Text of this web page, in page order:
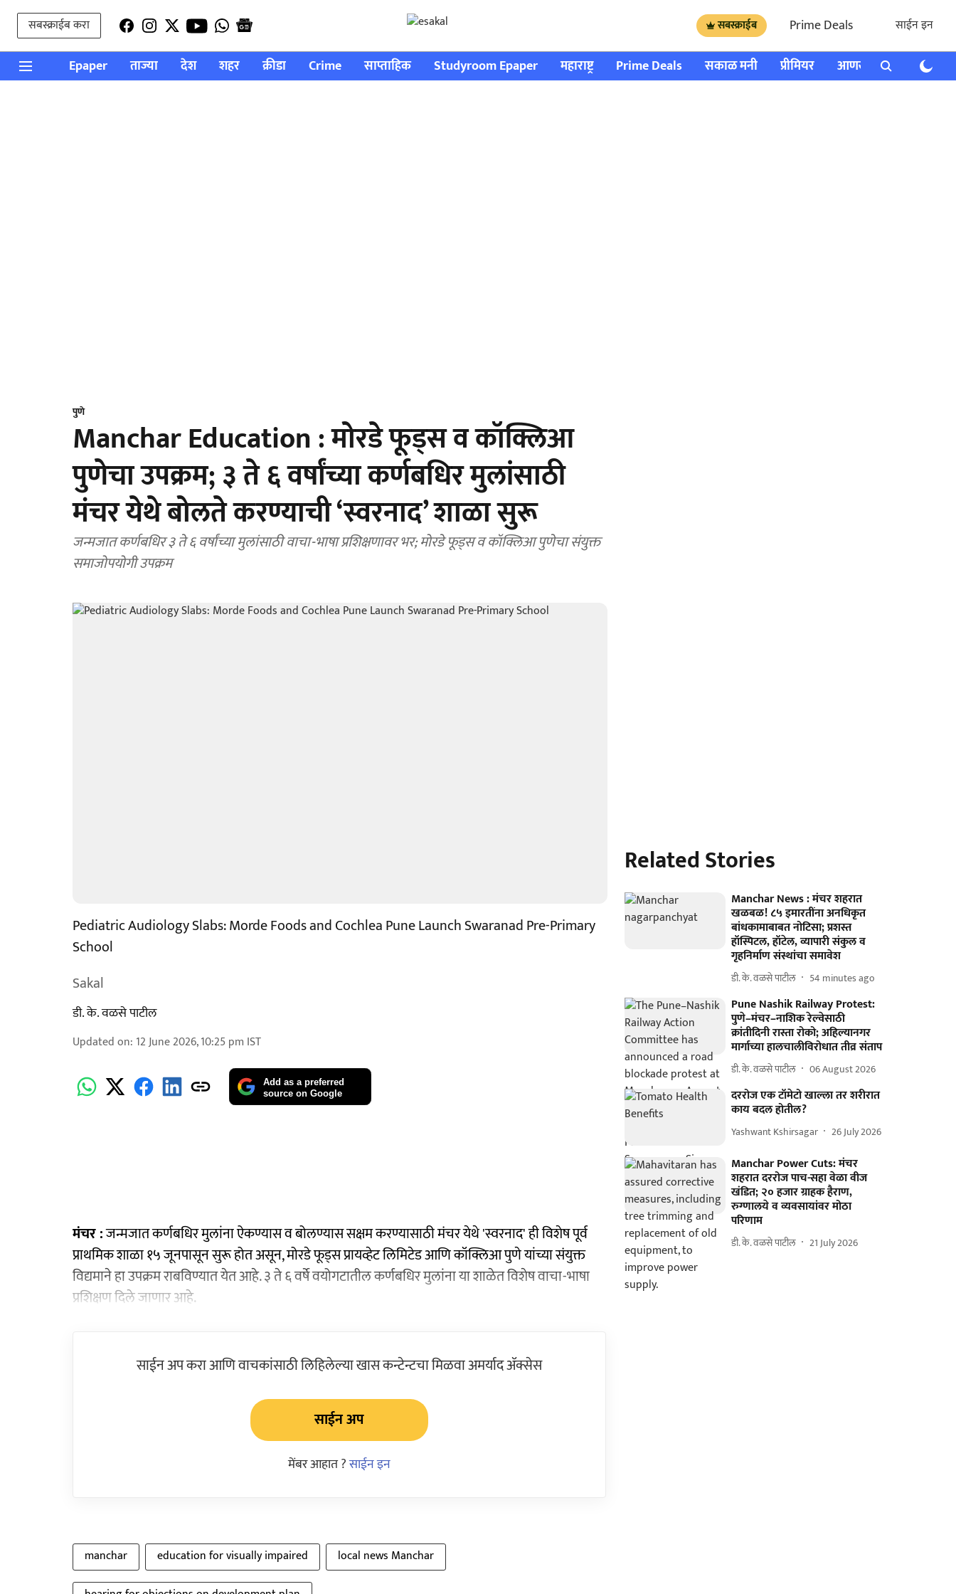
सबस्क्राईब करा सबस्क्राईब Prime Deals साईन इन
Epaper ताज्या देश शहर क्रीडा Crime साप्ताहिक Studyroom Epaper महाराष्ट्र Prime Deals सकाळ मनी प्रीमियर आणखी राशी भविष्य
पुणे
Manchar Education : मोरडे फूड्स व कॉक्लिआ
पुणेचा उपक्रम; ३ ते ६ वर्षांच्या कर्णबधिर मुलांसाठी
मंचर येथे बोलते करण्याची ‘स्वरनाद’ शाळा सुरू
जन्मजात कर्णबधिर ३ ते ६ वर्षांच्या मुलांसाठी वाचा-भाषा प्रशिक्षणावर भर; मोरडे फूड्स व कॉक्लिआ पुणेचा संयुक्त
समाजोपयोगी उपक्रम
Pediatric Audiology Slabs: Morde Foods and Cochlea Pune Launch Swaranad Pre-Primary
School
Sakal
डी. के. वळसे पाटील
Updated on: 12 June 2026, 10:25 pm IST
Add as a preferred
source on Google
मंचर :जन्मजात कर्णबधिर मुलांना ऐकण्यास व बोलण्यास सक्षम करण्यासाठी मंचर येथे 'स्वरनाद' ही विशेष पूर्व
प्राथमिक शाळा १५ जूनपासून सुरू होत असून, मोरडे फूड्स प्रायव्हेट लिमिटेड आणि कॉक्लिआ पुणे यांच्या संयुक्त
विद्यमाने हा उपक्रम राबविण्यात येत आहे. ३ ते ६ वर्षे वयोगटातील कर्णबधिर मुलांना या शाळेत विशेष वाचा-भाषा
प्रशिक्षण दिले जाणार आहे.
साईन अप करा आणि वाचकांसाठी लिहिलेल्या खास कन्टेन्टचा मिळवा अमर्याद ॲक्सेस
साईन अप
मेंबर आहात ?साईन इन
manchar education for visually impaired
local news Manchar
Related Stories
Manchar News : मंचर शहरात
खळबळ! ८५ इमारतींना अनधिकृत
बांधकामाबाबत नोटिसा; प्रशस्त
हॉस्पिटल, हॉटेल, व्यापारी संकुल व
गृहनिर्माण संस्थांचा समावेश
डी. के. वळसे पाटील 54 minutes ago
Pune Nashik Railway Protest:
पुणे–मंचर–नाशिक रेल्वेसाठी
क्रांतीदिनी रास्ता रोको; अहिल्यानगर
मार्गाच्या हालचालीविरोधात तीव्र संताप
डी. के. वळसे पाटील 06 August 2026
दररोज एक टॉमेटो खाल्ला तर शरीरात
काय बदल होतील?
Yashwant Kshirsagar 26 July 2026
Manchar Power Cuts: मंचर
शहरात दररोज पाच-सहा वेळा वीज
खंडित; २० हजार ग्राहक हैराण,
रुग्णालये व व्यवसायांवर मोठा
परिणाम
डी. के. वळसे पाटील 21 July 2026